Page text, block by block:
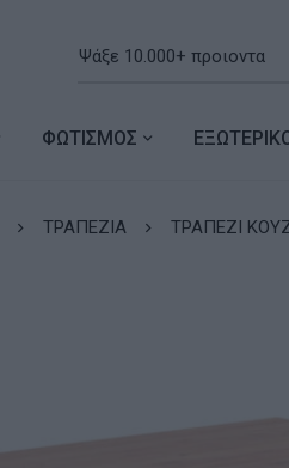
ΦΩΤΙΣΜΟΣ
ΤΡΑΠΕΖΙΑ ΤΡΑΠΕΖΙ